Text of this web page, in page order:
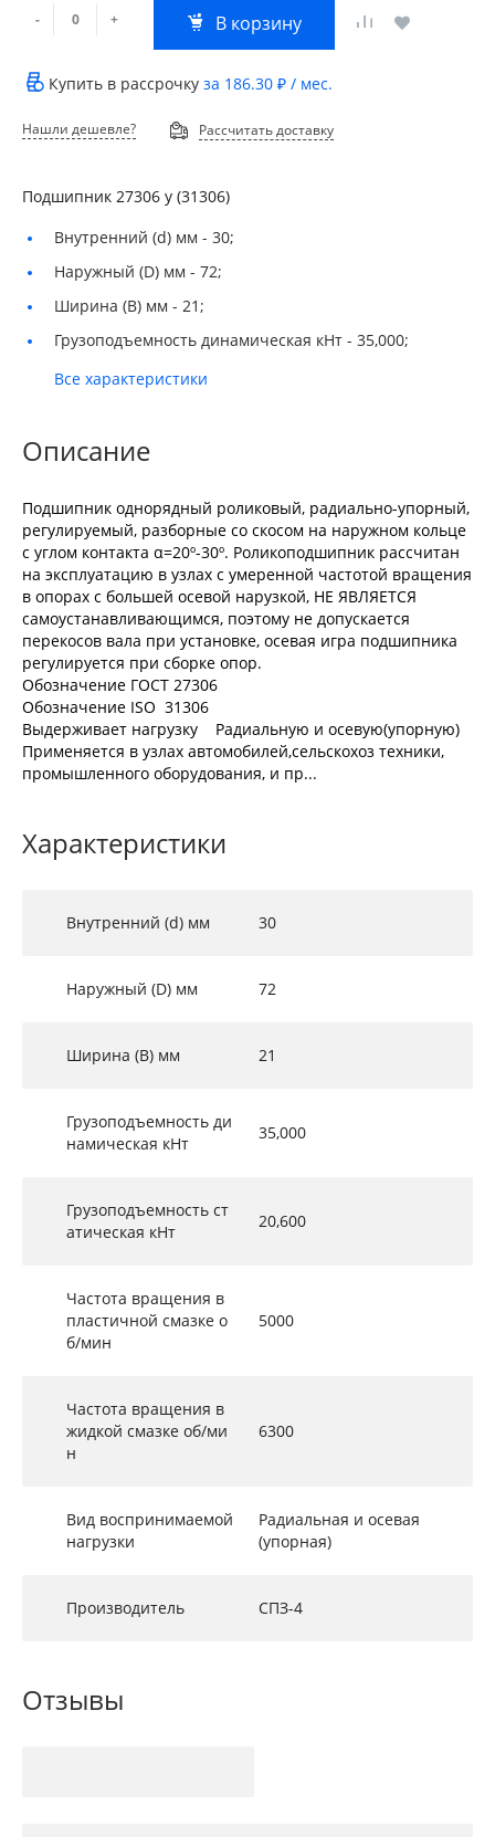
- + В корзину
Купить в рассрочку за 186.30 ₽ / мес.
Нашли дешевле? Рассчитать доставку
Подшипник 27306 у (31306)
Внутренний (d) мм - 30;
Наружный (D) мм - 72;
Ширина (B) мм - 21;
Грузоподъемность динамическая кНт - 35,000;
Все характеристики
Описание
Подшипник однорядный роликовый, радиально-упорный,
регулируемый, разборные со скосом на наружном кольце
с углом контакта α=20º-30º. Роликоподшипник рассчитан
на эксплуатацию в узлах с умеренной частотой вращения
в опорах с большей осевой нарузкой, НЕ ЯВЛЯЕТСЯ
самоустанавливающимся, поэтому не допускается
перекосов вала при установке, осевая игра подшипника
регулируется при сборке опор.
Обозначение ГОСТ 27306
Обозначение ISO 31306
Выдерживает нагрузку Радиальную и осевую(упорную)
Применяется в узлах автомобилей,сельскохоз техники,
промышленного оборудования, и пр...
Характеристики
Внутренний (d) мм 30
Наружный (D) мм 72
Ширина (B) мм 21
Грузоподъемность ди
намическая кНт
35,000
Грузоподъемность ст
атическая кНт
20,600
Частота вращения в
пластичной смазке о
б/мин
5000
Частота вращения в
жидкой смазке об/ми
н
6300
Вид воспринимаемой
нагрузки
Радиальная и осевая
(упорная)
Производитель СПЗ-4
Отзывы